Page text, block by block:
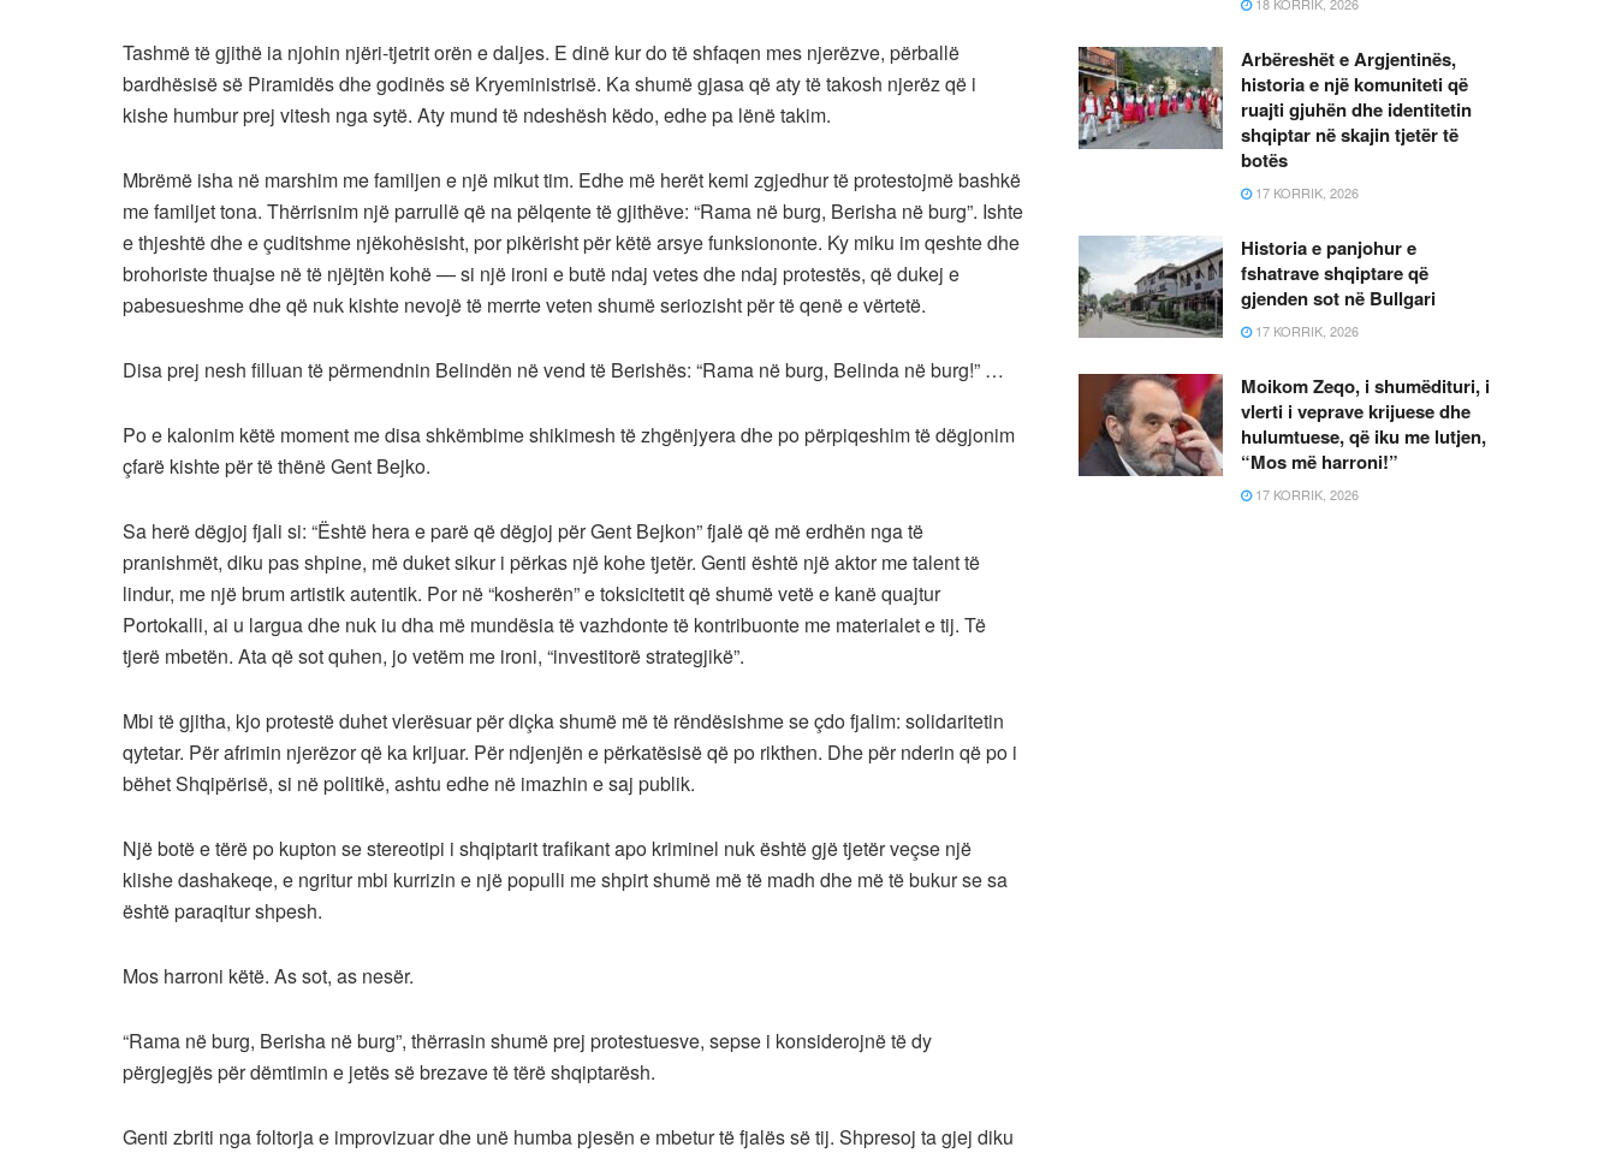
Tashmë të gjithë ia njohin njëri-tjetrit orën e daljes. E dinë kur do të shfaqen mes njerëzve, përballë
bardhësisë së Piramidës dhe godinës së Kryeministrisë. Ka shumë gjasa që aty të takosh njerëz që i
kishe humbur prej vitesh nga sytë. Aty mund të ndeshësh këdo, edhe pa lënë takim.
Mbrëmë isha në marshim me familjen e një mikut tim. Edhe më herët kemi zgjedhur të protestojmë bashkë
me familjet tona. Thërrisnim një parrullë që na pëlqente të gjithëve: “Rama në burg, Berisha në burg”. Ishte
e thjeshtë dhe e çuditshme njëkohësisht, por pikërisht për këtë arsye funksiononte. Ky miku im qeshte dhe
brohoriste thuajse në të njëjtën kohë — si një ironi e butë ndaj vetes dhe ndaj protestës, që dukej e
pabesueshme dhe që nuk kishte nevojë të merrte veten shumë seriozisht për të qenë e vërtetë.
Disa prej nesh filluan të përmendnin Belindën në vend të Berishës: “Rama në burg, Belinda në burg!” …
Po e kalonim këtë moment me disa shkëmbime shikimesh të zhgënjyera dhe po përpiqeshim të dëgjonim
çfarë kishte për të thënë Gent Bejko.
Sa herë dëgjoj fjali si: “Është hera e parë që dëgjoj për Gent Bejkon” fjalë që më erdhën nga të
pranishmët, diku pas shpine, më duket sikur i përkas një kohe tjetër. Genti është një aktor me talent të
lindur, me një brum artistik autentik. Por në “kosherën” e toksicitetit që shumë vetë e kanë quajtur
Portokalli, ai u largua dhe nuk iu dha më mundësia të vazhdonte të kontribuonte me materialet e tij. Të
tjerë mbetën. Ata që sot quhen, jo vetëm me ironi, “investitorë strategjikë”.
Mbi të gjitha, kjo protestë duhet vlerësuar për diçka shumë më të rëndësishme se çdo fjalim: solidaritetin
qytetar. Për afrimin njerëzor që ka krijuar. Për ndjenjën e përkatësisë që po rikthen. Dhe për nderin që po i
bëhet Shqipërisë, si në politikë, ashtu edhe në imazhin e saj publik.
Një botë e tërë po kupton se stereotipi i shqiptarit trafikant apo kriminel nuk është gjë tjetër veçse një
klishe dashakeqe, e ngritur mbi kurrizin e një populli me shpirt shumë më të madh dhe më të bukur se sa
është paraqitur shpesh.
Mos harroni këtë. As sot, as nesër.
“Rama në burg, Berisha në burg”, thërrasin shumë prej protestuesve, sepse i konsiderojnë të dy
përgjegjës për dëmtimin e jetës së brezave të tërë shqiptarësh.
Genti zbriti nga foltorja e improvizuar dhe unë humba pjesën e mbetur të fjalës së tij. Shpresoj ta gjej diku
Arbëreshët e Argjentinës,
historia e një komuniteti që
ruajti gjuhën dhe identitetin
shqiptar në skajin tjetër të
botës
17 KORRIK, 2026
Historia e panjohur e
fshatrave shqiptare që
gjenden sot në Bullgari
17 KORRIK, 2026
Moikom Zeqo, i shumëdituri, i
vlerti i veprave krijuese dhe
hulumtuese, që iku me lutjen,
“Mos më harroni!”
17 KORRIK, 2026